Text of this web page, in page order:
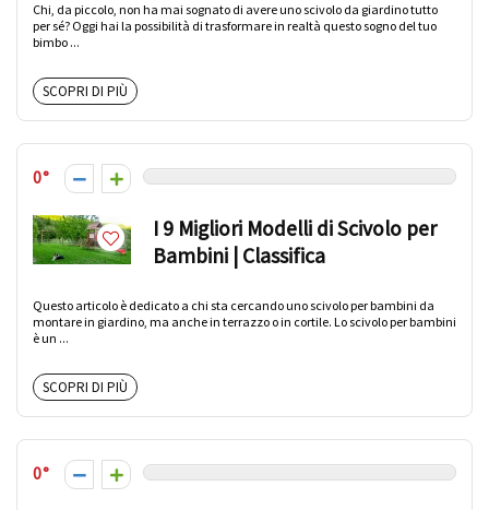
Chi, da piccolo, non ha mai sognato di avere uno scivolo da giardino tutto
per sé? Oggi hai la possibilità di trasformare in realtà questo sogno del tuo
bimbo ...
SCOPRI DI PIÙ
0
I 9 Migliori Modelli di Scivolo per
Bambini | Classifica
Questo articolo è dedicato a chi sta cercando uno scivolo per bambini da
montare in giardino, ma anche in terrazzo o in cortile. Lo scivolo per bambini
è un ...
SCOPRI DI PIÙ
0